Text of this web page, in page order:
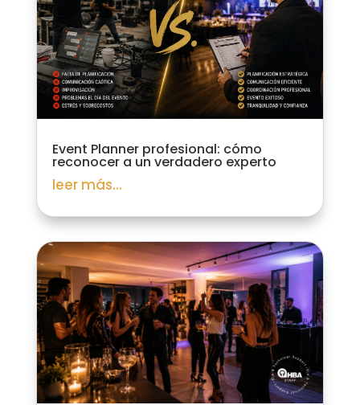
Event Planner profesional: cómo
reconocer a un verdadero experto
leer más...